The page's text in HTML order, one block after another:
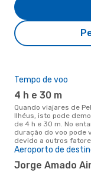
Tempo de voo
4 h e 30 m
Quando viajares de Pelotas para
Ilhéus, isto pode
de 4 h e 30 m. No
duração do voo pode
devido a outros
Aeroporto de
Jorge Amado